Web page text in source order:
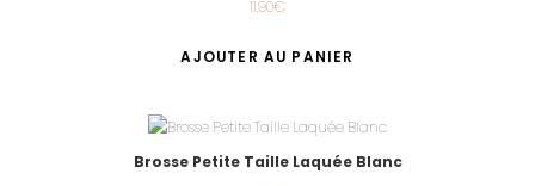
11.90€
AJOUTER AU PANIER
Brosse Petite Taille Laquée Blanc